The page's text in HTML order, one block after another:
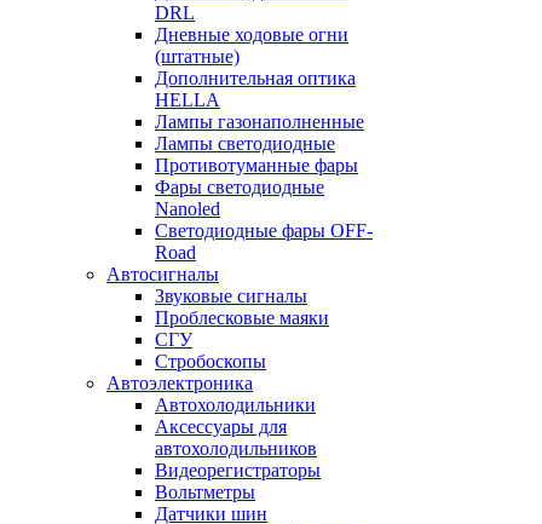
DRL
Дневные ходовые огни
(штатные)
Дополнительная оптика
HELLA
Лампы газонаполненные
Лампы светодиодные
Противотуманные фары
Фары светодиодные
Nanoled
Светодиодные фары OFF-
Road
Автосигналы
Звуковые сигналы
Проблесковые маяки
СГУ
Стробоскопы
Автоэлектроника
Автохолодильники
Аксессуары для
автохолодильников
Видеорегистраторы
Вольтметры
Датчики шин